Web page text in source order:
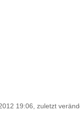
19:06, zuletzt